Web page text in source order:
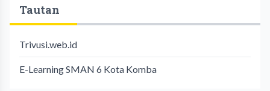
Tautan
Trivusi.web.id
E-Learning SMAN 6 Kota Komba